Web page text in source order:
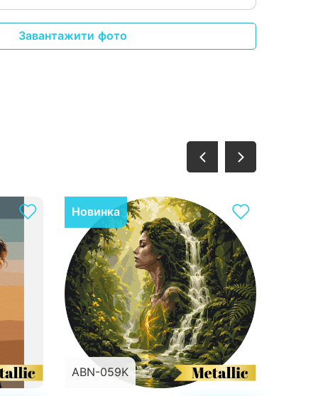
Завантажити фото
Новинка
ABN-059K